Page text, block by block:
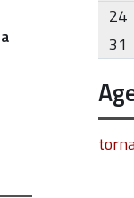
24
31